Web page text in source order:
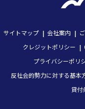
サイトマップ 会社案内
クレジットポリシー
プライバシーポリ
反社会的勢力に対する基本
貸付